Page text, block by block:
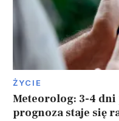
ŻYCIE
Meteorolog: 3-4 dni
prognoza staje się